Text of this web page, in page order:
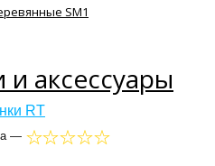
аксессуары
RT
—